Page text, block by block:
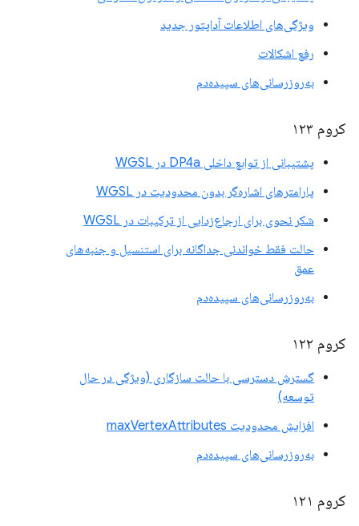
ویژگی‌های اطلاعات آداپتور جدید
رفع اشکالات
به‌روزرسانی‌های سپیده‌دم
کروم ۱۲۳
پشتیبانی از توابع داخلی DP4a در WGSL
پارامترهای اشاره‌گر بدون محدودیت در WGSL
شکر نحوی برای ارجاع‌زدایی از ترکیبات در WGSL
حالت فقط خواندنی جداگانه برای استنسیل و جنبه‌های
عمق
به‌روزرسانی‌های سپیده‌دم
کروم ۱۲۲
گسترش دسترسی با حالت سازگاری (ویژگی در حال
توسعه)
افزایش محدودیت maxVertexAttributes
به‌روزرسانی‌های سپیده‌دم
کروم ۱۲۱